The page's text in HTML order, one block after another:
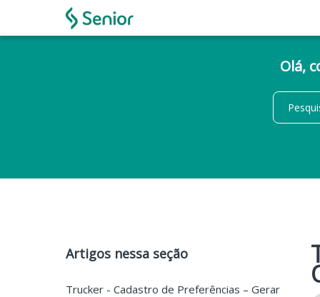
Olá,
Artigos nessa seção
Trucker - Cadastro de Preferências – Gerar